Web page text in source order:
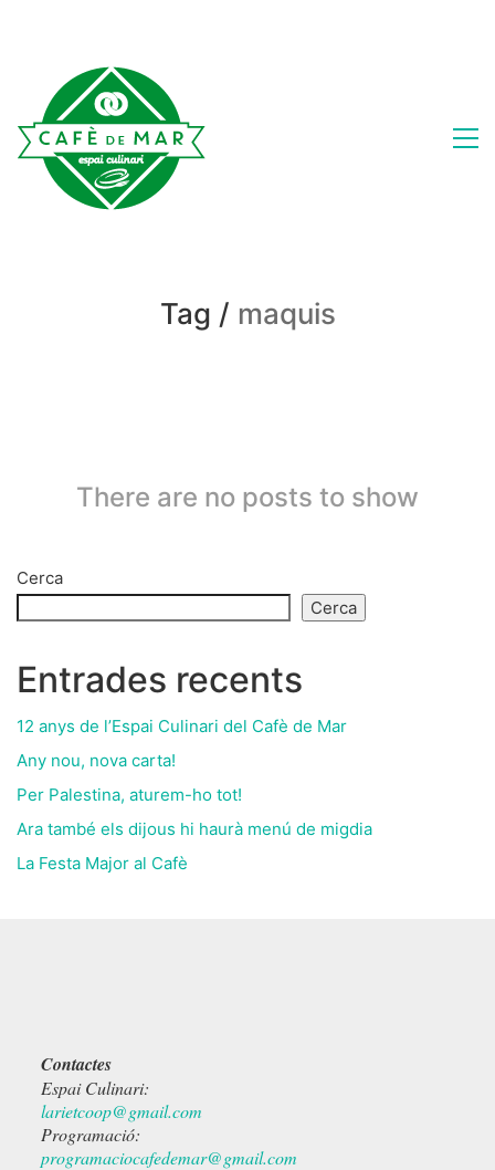
Tag / maquis
There are no posts to show
Cerca
Cerca
Entrades recents
12 anys de l’Espai Culinari del Cafè de Mar
Any nou, nova carta!
Per Palestina, aturem-ho tot!
Ara també els dijous hi haurà menú de migdia
La Festa Major al Cafè
Contactes
Espai Culinari:
larietcoop@gmail.com
Programació:
programaciocafedemar@gmail.com